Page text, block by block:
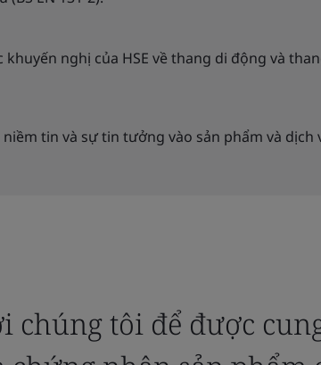
khuyến nghị của HSE về thang di động và
tin và sự tin tưởng vào sản phẩm và dịch
chúng tôi để được